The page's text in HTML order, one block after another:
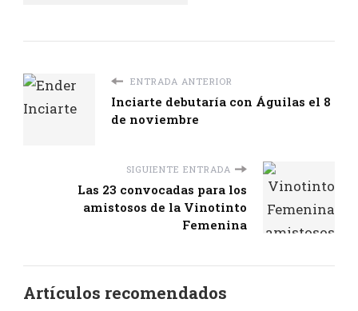
ENTRADA ANTERIOR
Inciarte debutaría con Águilas el 8
de noviembre
SIGUIENTE ENTRADA
Las 23 convocadas para los
amistosos de la Vinotinto
Femenina
Artículos recomendados